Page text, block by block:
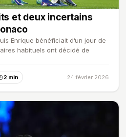
et deux incertains
Enrique bénéficiait d’un jour de
habituels ont décidé de
2 min 24 février 2026